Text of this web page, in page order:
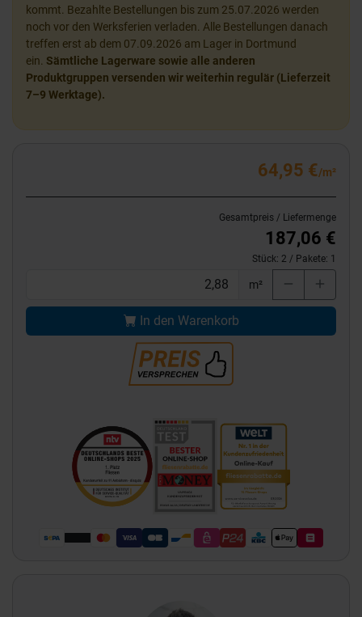
kommt. Bezahlte Bestellungen bis zum 25.07.2026 werden
noch vor den Werksferien verladen. Alle Bestellungen danach
treffen erst ab dem 07.09.2026 am Lager in Dortmund
ein. Sämtliche Lagerware sowie alle anderen
Produktgruppen versenden wir weiterhin regulär (Lieferzeit
7–9 Werktage).
64,95 €/m²
Gesamtpreis / Liefermenge
187,06 €
Stück: 2 / Pakete: 1
m²
In den Warenkorb